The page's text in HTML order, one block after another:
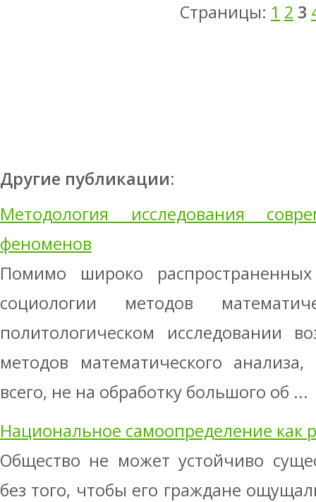
Страницы: 1 2 3
Другие публикации:
Методология исследования
феноменов
Помимо широко
социологии методов
политологическом исследовании
методов математического
всего, не на обработку большого об ...
Национальное самоопределение как
Общество не может устойчиво
без того, чтобы его граждане